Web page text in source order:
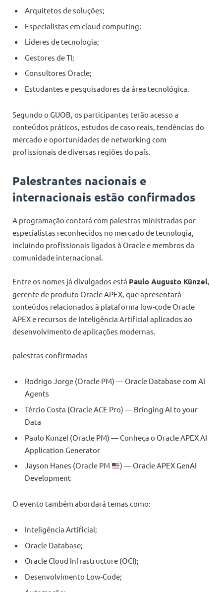
Arquitetos de soluções;
Especialistas em cloud computing;
Líderes de tecnologia;
Gestores de TI;
Consultores Oracle;
Estudantes e pesquisadores da área tecnológica.
Segundo o GUOB, os participantes terão acesso a
conteúdos práticos, estudos de caso reais, tendências do
mercado e oportunidades de networking com
profissionais de diversas regiões do país.
Palestrantes nacionais e
internacionais estão confirmados
A programação contará com palestras ministradas por
especialistas reconhecidos no mercado de tecnologia,
incluindo profissionais ligados à Oracle e membros da
comunidade internacional.
Entre os nomes já divulgados está Paulo Augusto Künzel,
gerente de produto Oracle APEX, que apresentará
conteúdos relacionados à plataforma low-code Oracle
APEX e recursos de Inteligência Artificial aplicados ao
desenvolvimento de aplicações modernas.
palestras confirmadas
Rodrigo Jorge (Oracle PM) — Oracle Database com AI
Agents
Tércio Costa (Oracle ACE Pro) — Bringing AI to your
Data
Paulo Kunzel (Oracle PM) — Conheça o Oracle APEX AI
Application Generator
Jayson Hanes (Oracle PM
) — Oracle APEX GenAI
Development
O evento também abordará temas como:
Inteligência Artificial;
Oracle Database;
Oracle Cloud Infrastructure (OCI);
Desenvolvimento Low-Code;